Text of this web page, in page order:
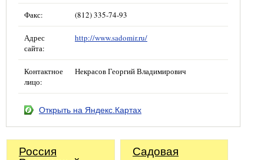
Факс: (812) 335-74-93
Адрес
сайта:
http://www.sadomir.ru/
Контактное
лицо:
Некрасов Георгий Владимирович
Открыть на Яндекс.Картах
Россия
Садовая